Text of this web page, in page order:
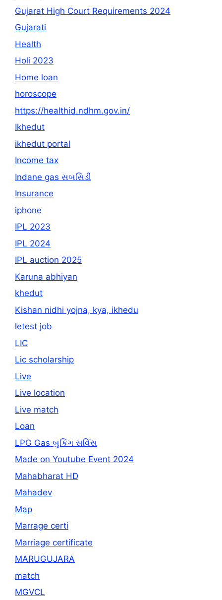
Gujarat High Court Requirements 2024
Gujarati
Health
Holi 2023
Home loan
horoscope
https://healthid.ndhm.gov.in/
Ikhedut
ikhedut portal
Income tax
Indane gas સબસિડી
Insurance
iphone
IPL 2023
IPL 2024
IPL auction 2025
Karuna abhiyan
khedut
Kishan nidhi yojna, kya, ikhedu
letest job
LIC
Lic scholarship
Live
Live location
Live match
Loan
LPG Gas બુકિંગ સર્વિસ
Made on Youtube Event 2024
Mahabharat HD
Mahadev
Map
Marrage certi
Marriage certificate
MARUGUJARA
match
MGVCL